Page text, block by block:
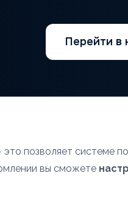
Перейти в
позволяет системе
вы сможете